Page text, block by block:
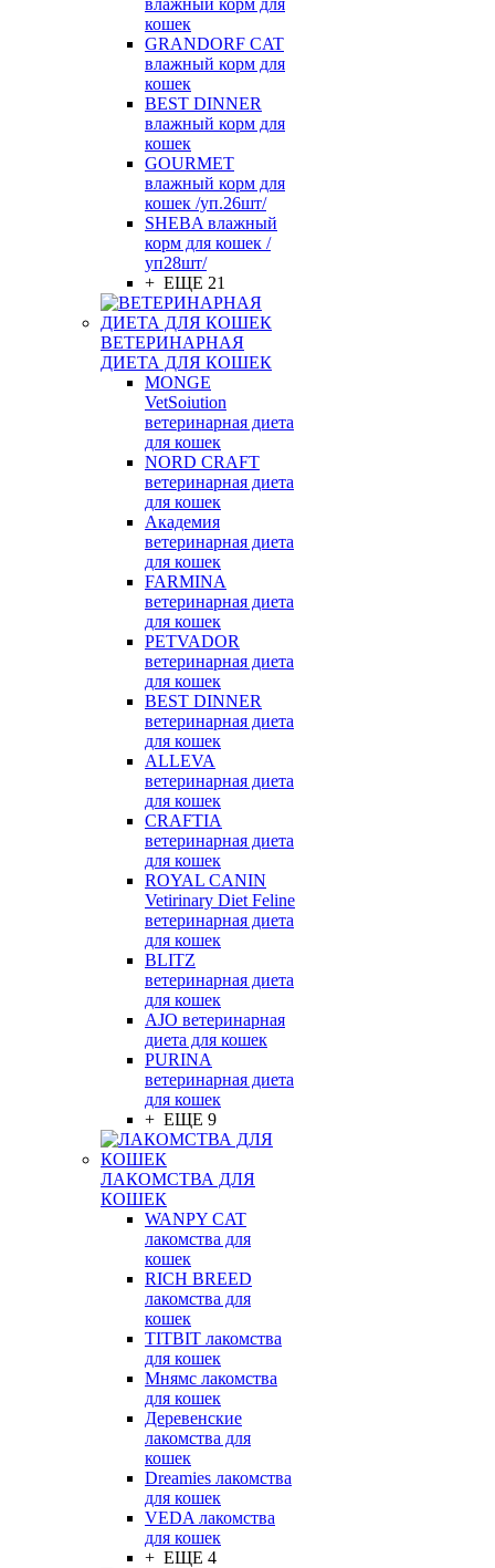
влажный корм для
кошек
GRANDORF CAT
влажный корм для
кошек
BEST DINNER
влажный корм для
кошек
GOURMET
влажный корм для
кошек /уп.26шт/
SHEBA влажный
корм для кошек /
уп28шт/
+ ЕЩЕ 21
ВЕТЕРИНАРНАЯ
ДИЕТА ДЛЯ КОШЕК
MONGE
VetSoiution
ветеринарная диета
для кошек
NORD CRAFT
ветеринарная диета
для кошек
Академия
ветеринарная диета
для кошек
FARMINA
ветеринарная диета
для кошек
PETVADOR
ветеринарная диета
для кошек
BEST DINNER
ветеринарная диета
для кошек
ALLEVA
ветеринарная диета
для кошек
CRAFTIA
ветеринарная диета
для кошек
ROYAL CANIN
Vetirinary Diet Feline
ветеринарная диета
для кошек
BLITZ
ветеринарная диета
для кошек
AJO ветеринарная
диета для кошек
PURINA
ветеринарная диета
для кошек
+ ЕЩЕ 9
ЛАКОМСТВА ДЛЯ
КОШЕК
WANPY CAT
лакомства для
кошек
RICH BREED
лакомства для
кошек
TITBIT лакомства
для кошек
Мнямс лакомства
для кошек
Деревенские
лакомства для
кошек
Dreamies лакомства
для кошек
VEDA лакомства
для кошек
+ ЕЩЕ 4